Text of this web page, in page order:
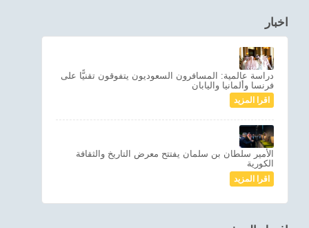
اخبار
دراسة عالمية: المسافرون السعوديون يتفوقون تقنيًّا على
فرنسا وألمانيا واليابان
اقرا المزيد
الأمير سلطان بن سلمان يفتتح معرض التاريخ والثقافة
الكورية
اقرا المزيد